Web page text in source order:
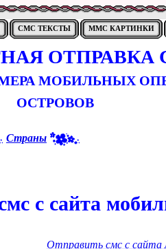
СМС ТЕКСТЫ ММС КАРТИНКИ
ОТПРАВКА
МОБИЛЬНЫХ
ОСТРОВОВ
Страны
с сайта
Отправить смс с сайта